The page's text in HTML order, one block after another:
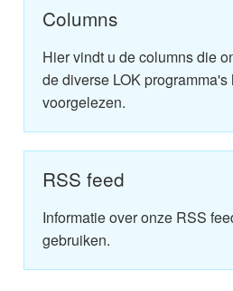
Columns
Hier vindt u de columns die
de diverse LOK programma's
voorgelezen.
RSS feed
Informatie over onze RSS
gebruiken.